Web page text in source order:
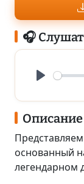
🎧
Описание
основанный
легендарном